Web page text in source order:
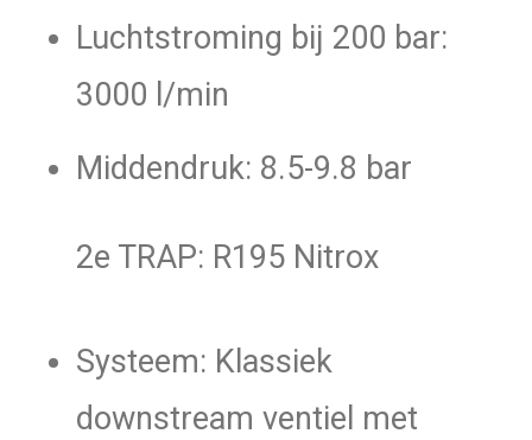
Luchtstroming bij 200 bar:
3000 l/min
Middendruk: 8.5-9.8 bar
2e TRAP: R195 Nitrox
Systeem: Klassiek
downstream ventiel met